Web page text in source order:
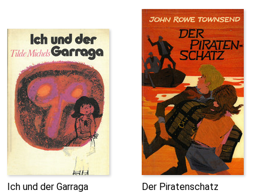
Ich und der Garraga Der Piratenschatz